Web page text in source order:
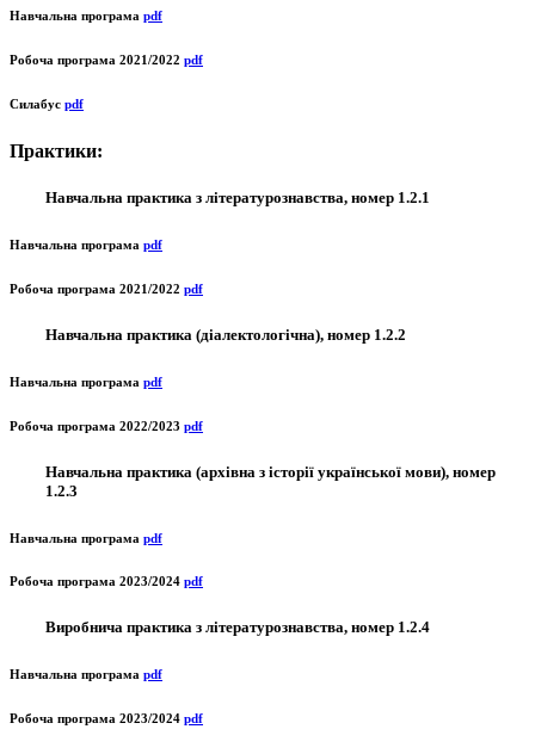
Навчальна програма pdf
Робоча програма 2021/2022 pdf
Силабус pdf
Практики:
Навчальна практика з літературознавства, номер 1.2.1
Навчальна програма pdf
Робоча програма 2021/2022 pdf
Навчальна практика (діалектологічна), номер 1.2.2
Навчальна програма pdf
Робоча програма 2022/2023 pdf
Навчальна практика (архівна з історії української мови), номер
1.2.3
Навчальна програма pdf
Робоча програма 2023/2024 pdf
Виробнича практика з літературознавства, номер 1.2.4
Навчальна програма pdf
Робоча програма 2023/2024 pdf